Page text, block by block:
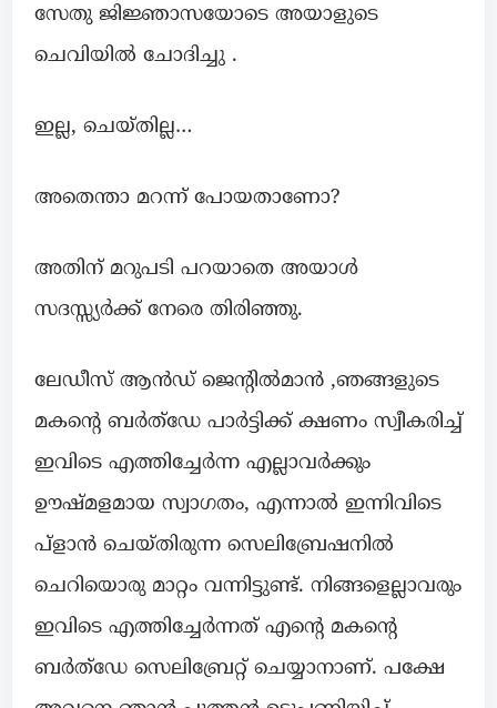
സേതു ജിജ്ഞാസയോടെ അയാളുടെ
ചെവിയിൽ ചോദിച്ചു .
ഇല്ല, ചെയ്തില്ല…
അതെന്താ മറന്ന് പോയതാണോ?
അതിന് മറുപടി പറയാതെ അയാൾ
സദസ്സ്യർക്ക് നേരെ തിരിഞ്ഞു.
ലേഡീസ് ആൻഡ് ജെൻ്റിൽമാൻ ,ഞങ്ങളുടെ
മകൻ്റെ ബർത്ഡേ പാർട്ടിക്ക് ക്ഷണം സ്വീകരിച്ച്
ഇവിടെ എത്തിച്ചേർന്ന എല്ലാവർക്കും
ഊഷ്മളമായ സ്വാഗതം, എന്നാൽ ഇന്നിവിടെ
പ്ളാൻ ചെയ്തിരുന്ന സെലിബ്രേഷനിൽ
ചെറിയൊരു മാറ്റം വന്നിട്ടുണ്ട്. നിങ്ങളെല്ലാവരും
ഇവിടെ എത്തിച്ചേർന്നത് എൻ്റെ മകൻ്റെ
ബർത്ഡേ സെലിബ്രേറ്റ് ചെയ്യാനാണ്. പക്ഷേ